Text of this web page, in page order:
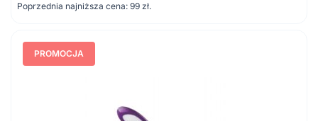
wynosiła:
wynosi:
Poprzednia najniższa cena: 99 zł.
PROMOCJA